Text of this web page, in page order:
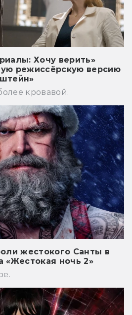
Хочу верить»
режиссёрскую версию
кровавой.
жестокого Санты в
«Жестокая ночь 2»